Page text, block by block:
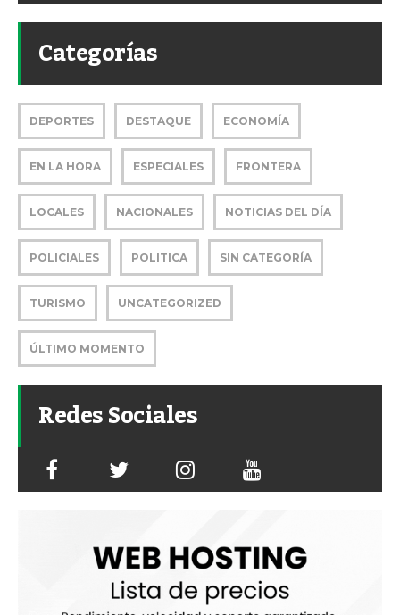
Categorías
DEPORTES DESTAQUE ECONOMÍA
EN LA HORA ESPECIALES FRONTERA
LOCALES NACIONALES NOTICIAS DEL DÍA
POLICIALES POLITICA SIN CATEGORÍA
TURISMO UNCATEGORIZED
ÚLTIMO MOMENTO
Redes Sociales